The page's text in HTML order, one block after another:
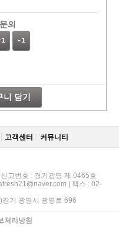
의
-1
담기
고객센터 커뮤니티
고번호 : 경기광명 제 0465호
| 팩스 : 02-
기 광명시 광명로 696
처리방침